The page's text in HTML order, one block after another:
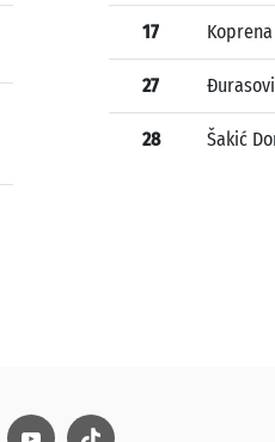
17
27
28 Šakić